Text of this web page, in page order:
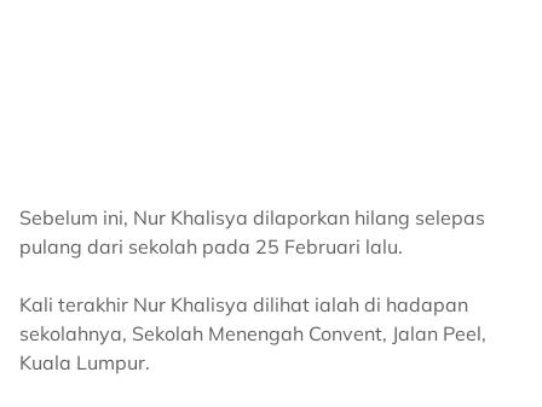
Sebelum ini, Nur Khalisya dilaporkan hilang selepas
pulang dari sekolah pada 25 Februari lalu.
Kali terakhir Nur Khalisya dilihat ialah di hadapan
sekolahnya, Sekolah Menengah Convent, Jalan Peel,
Kuala Lumpur.